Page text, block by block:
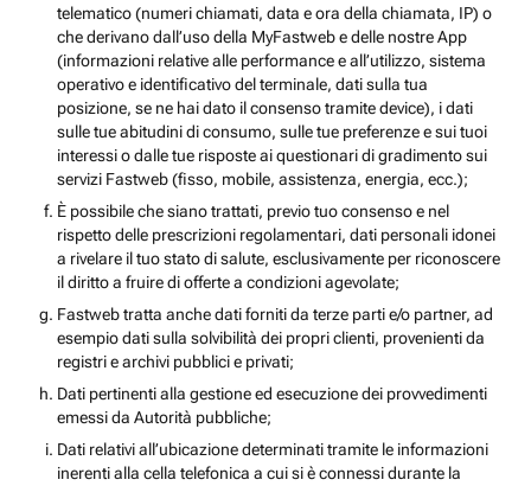
telematico (numeri chiamati, data e ora della chiamata, IP) o
che derivano dall’uso della MyFastweb e delle nostre App
(informazioni relative alle performance e all’utilizzo, sistema
operativo e identificativo del terminale, dati sulla tua
posizione, se ne hai dato il consenso tramite device), i dati
sulle tue abitudini di consumo, sulle tue preferenze e sui tuoi
interessi o dalle tue risposte ai questionari di gradimento sui
servizi Fastweb (fisso, mobile, assistenza, energia, ecc.);
È possibile che siano trattati, previo tuo consenso e nel
rispetto delle prescrizioni regolamentari, dati personali idonei
a rivelare il tuo stato di salute, esclusivamente per riconoscere
il diritto a fruire di offerte a condizioni agevolate;
Fastweb tratta anche dati forniti da terze parti e/o partner, ad
esempio dati sulla solvibilità dei propri clienti, provenienti da
registri e archivi pubblici e privati;
Dati pertinenti alla gestione ed esecuzione dei provvedimenti
emessi da Autorità pubbliche;
Dati relativi all’ubicazione determinati tramite le informazioni
inerenti alla cella telefonica a cui si è connessi durante la